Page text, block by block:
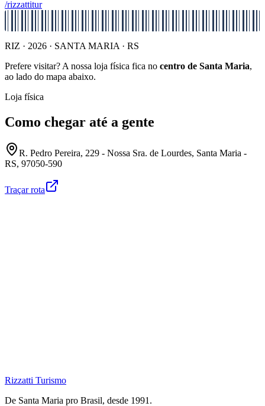
/rizzattitur
RIZ · 2026 · SANTA MARIA · RS
Prefere visitar? A nossa loja física fica no centro de Santa Maria,
ao lado do mapa abaixo.
Loja física
Como chegar até a gente
R. Pedro Pereira, 229 - Nossa Sra. de Lourdes, Santa Maria -
RS, 97050-590
Traçar rota
Rizzatti Turismo
De Santa Maria pro Brasil, desde 1991.